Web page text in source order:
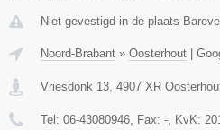
Niet gevestigd in de plaats
Noord-Brabant » Oosterhout |
Vriesdonk 13 4907 XR
Tel: 06-43080946 , Fax: - , KvK: